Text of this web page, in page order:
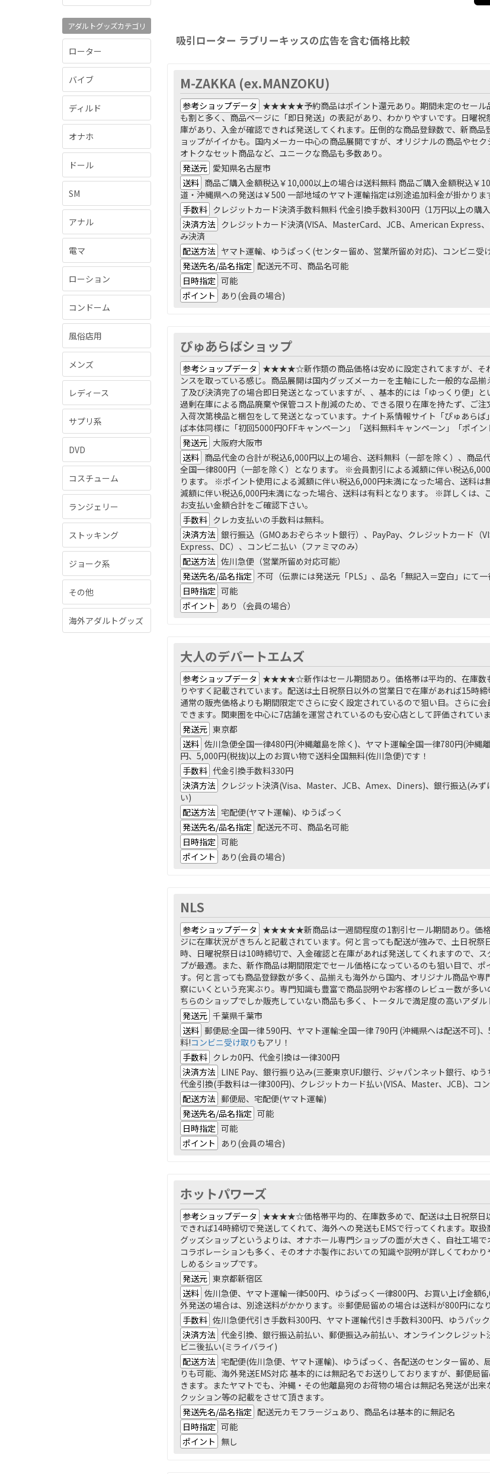
アダルトグッズカテゴリ
ローター
バイブ
ディルド
オナホ
ドール
SM
アナル
電マ
ローション
コンドーム
風俗店用
メンズ
レディース
サプリ系
DVD
コスチューム
ランジェリー
ストッキング
ジョーク系
その他
海外アダルトグッズ
吸引ローター ラブリーキッスの広告を含む価格比較
M-ZAKKA (ex.MANZOKU)
参考ショップデータ ★★★★★予約商品はポイント還元あり。期間未定のセー
も割と多く、商品ページに「即日発送」の表記があり、わかりやすいです。日曜
庫があり、入金が確認できれば発送してくれます。圧倒的な商品登録数で、新商
ョップがイイかも。国内メーカー中心の商品展開ですが、オリジナルの商品やセク
オトクなセット商品など、ユニークな商品も多数あり。
発送元 愛知県名古屋市
送料 商品ご購入金額税込￥10,000以上の場合は送料無料 商品ご購入金額税込￥
道・沖縄県への発送は￥500 一部地域のヤマト運輸指定は別途追加料金が掛かりま
手数料 クレジットカード決済手数料無料 代金引換手数料300円（1万円以上の購入
決済方法 クレジットカード決済(VISA、MasterCard、JCB、American Express
み決済
配送方法 ヤマト運輸、ゆうぱっく(センター留め、営業所留め対応)、コンビニ受
発送先名/品名指定 配送元不可、商品名可能
日時指定 可能
ポイント
あり(会員の場合)
ぴゅあらばショップ
参考ショップデータ ★★★★☆新作類の商品価格は安めに設定されてますが、
ンスを取っている感じ。商品展開は国内グッズメーカーを主軸にした一般的な品
了及び決済完了の場合即日発送となっていますが、、基本的には「ゆっくり便」と
過剰在庫による商品廃棄や保管コスト削減のため、できる限り在庫を持たず、ご
入荷次第検品と梱包をして発送となっています。ナイト系情報サイト「ぴゅあら
ば本体同様に「初回5000円OFFキャンペーン」「送料無料キャンペーン」「ポイン
発送元 大阪府大阪市
送料 商品代金の合計が税込6,000円以上の場合、送料無料（一部を除く）、商品
全国一律800円（一部を除く）となります。 ※会員割引による減額に伴い税込
ります。 ※ポイント使用による減額に伴い税込6,000円未満になった場合、送料
減額に伴い税込6,000円未満になった場合、送料は有料となります。 ※詳しくは、
お支払い金額合計をご確認下さい。
手数料 クレカ支払いの手数料は無料。
決済方法 銀行振込（GMOあおぞらネット銀行）、PayPay、クレジットカード
Express、DC）、コンビニ払い（ファミマのみ）
配送方法 佐川急便（営業所留め対応可能）
発送先名/品名指定 不可（伝票には発送元「PLS」、品名「無記入＝空白」にて一
日時指定 可能
ポイント
あり（会員の場合）
大人のデパートエムズ
参考ショップデータ ★★★★☆新作はセール期間あり。価格帯は平均的、在庫
りやすく記載されています。配送は土日祝祭日以外の営業日で在庫があれば15時
通常の販売価格よりも期間限定でさらに安く設定されているので狙い目。さらに
できます。関東圏を中心に7店舗を運営されているのも安心店として評価されていま
発送元 東京都
送料 佐川急便全国一律480円(沖縄離島を除く)、ヤマト運輸全国一律780円(沖縄
円、5,000円(税抜)以上のお買い物で送料全国無料(佐川急便)です！
手数料 代金引換手数料330円
決済方法 クレジット決済(Visa、Master、JCB、Amex、Diners)、銀行振込(み
い)
配送方法 宅配便(ヤマト運輸)、ゆうぱっく
発送先名/品名指定 配送元不可、商品名可能
日時指定 可能
ポイント
あり(会員の場合)
NLS
参考ショップデータ ★★★★★新商品は一週間程度の1割引セール期間あり。価
ジに在庫状況がきちんと記載されています。何と言っても配送が強みで、土日祝
時、日曜祝祭日は10時締切で、入金確認と在庫があれば発送してくれますので、
プが最適。また、新作商品は期間限定でセール価格になっているのも狙い目で、
す。何と言っても商品登録数が多く、品揃えも海外から国内、オリジナル商品や
察にいくという充実ぶり。専門知識も豊富で商品説明やお客様のレビュー数が多
ちらのショップでしか販売していない商品も多く、トータルで満足度の高いアダル
発送元 千葉県千葉市
送料 郵便局:全国一律 590円、ヤマト運輸:全国一律 790円 (沖縄県へは配送不可)
料!コンビニ受け取り もアリ！
手数料 クレカ0円、代金引換は一律300円
決済方法 LINE Pay、銀行振り込み(三菱東京UFJ銀行、ジャパンネット銀行、ゆ
代金引換(手数料は一律300円)、クレジットカード払い(VISA、Master、JCB)、コ
配送方法 郵便局、宅配便(ヤマト運輸)
発送先名/品名指定 可能
日時指定 可能
ポイント
あり(会員の場合)
ホットパワーズ
参考ショップデータ ★★★★☆価格帯平均的、在庫数多めで、配送は土日祝祭
できれば14時締切で発送してくれて、海外への発送もEMSで行ってくれます。取
グッズショップというよりは、オナホール専門ショップの面が大きく、自社工場
コラボレーションも多く、そのオナホ製作においての知識や説明が詳しくてわか
しめるショップです。
発送元 東京都新宿区
送料 佐川急便、ヤマト運輸一律500円、ゆうぱっく一律800円、お買い上げ金額
外発送の場合は、別途送料がかかります。※郵便局留めの場合は送料が800円になり
手数料 佐川急便代引き手数料300円、ヤマト運輸代引き手数料300円、ゆうパッ
決済方法 代金引換、銀行振込前払い、郵便振込み前払い、オンラインクレジッ
ビニ後払い(ミライバライ)
配送方法 宅配便(佐川急便、ヤマト運輸)、ゆうぱっく、各配送のセンター留め、
りも可能、海外発送EMS対応 基本的には無記名でお送りしておりますが、郵便局
きます。またヤマトでも、沖縄・その他離島宛のお荷物の場合は無記名発送が出
クッション等の記載をさせて頂きます。
発送先名/品名指定 配送元カモフラージュあり、商品名は基本的に無記名
日時指定 可能
ポイント 無し